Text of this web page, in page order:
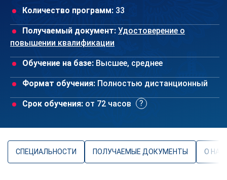
Количество программ: 33
Получаемый документ: Удостоверение о
повышении квалификации
Обучение на базе: Высшее, среднее
Формат обучения: Полностью дистанционный
Срок обучения: от 72 часов
СПЕЦИАЛЬНОСТИ ПОЛУЧАЕМЫЕ ДОКУМЕНТЫ О